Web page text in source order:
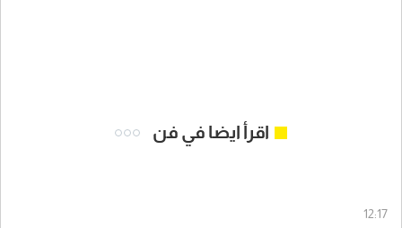
اقرأ ايضا في فن
12:17